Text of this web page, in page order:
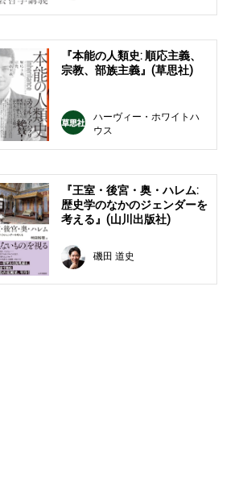
『本能の人類史: 順応主義、
宗教、部族主義』(草思社)
ハーヴィー・ホワイトハ
ウス
『王室・後宮・奥・ハレム:
歴史学のなかのジェンダーを
考える』(山川出版社)
磯田 道史